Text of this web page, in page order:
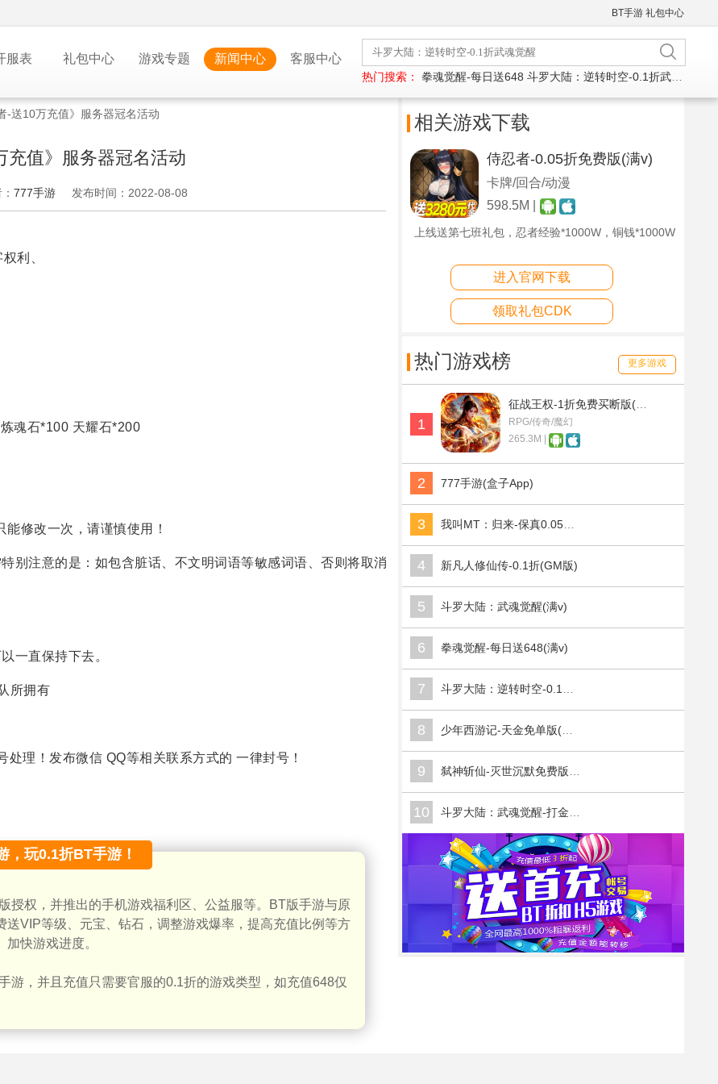
BT手游 礼包中心
服表 礼包中心 游戏专题 新闻中心 客服中心
热门搜索： 拳魂觉醒-每日送648 斗罗大陆：逆转时空-0.1折武魂觉醒
-送10万充值》服务器冠名活动
充值》服务器冠名活动
777手游 发布时间：2022-08-08
利、
魂石*100 天耀石*200
修改一次，请谨慎使用！
别注意的是：如包含脏话、不文明词语等敏感词语、否则将取消
一直保持下去。
所拥有
理！发布微信 QQ等相关联系方式的 一律封号！
，玩0.1折BT手游！
授权，并推出的手机游戏福利区、公益服等。BT版手游与原
送VIP等级、元宝、钻石，调整游戏爆率，提高充值比例等方
快游戏进度。
游，并且充值只需要官服的0.1折的游戏类型，如充值648仅
相关游戏下载
侍忍者-0.05折免费版(满v)
卡牌/回合/动漫
598.5M |
上线送第七班礼包，忍者经验*1000W，铜钱*1000W
进入官网下载
领取礼包CDK
热门游戏榜 更多游戏
1
RPG/传奇/魔幻
265.3M |
2 777手游(盒子App)
3
4 新凡人修仙传-0.1折(GM版)
5 斗罗大陆：武魂觉醒(满v)
6 拳魂觉醒-每日送648(满v)
7
8
9
10